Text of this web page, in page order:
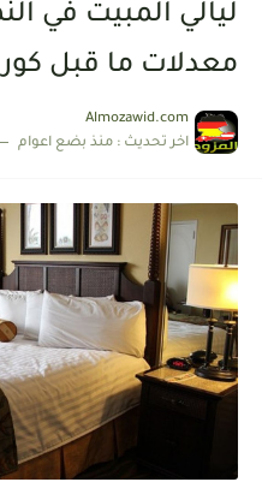
ليالي المبيت في
معدلات ما قبل
Almozawid.com
اخر تحديث : منذ بضع اعوام